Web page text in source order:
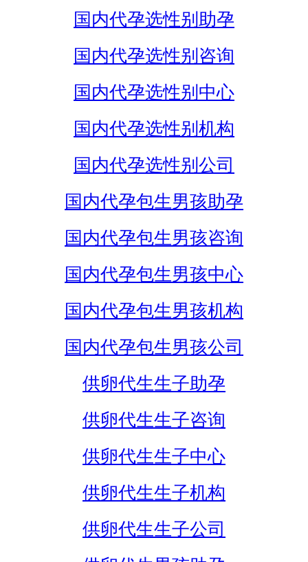
国内代孕选性别助孕
国内代孕选性别咨询
国内代孕选性别中心
国内代孕选性别机构
国内代孕选性别公司
国内代孕包生男孩助孕
国内代孕包生男孩咨询
国内代孕包生男孩中心
国内代孕包生男孩机构
国内代孕包生男孩公司
供卵代生生子助孕
供卵代生生子咨询
供卵代生生子中心
供卵代生生子机构
供卵代生生子公司